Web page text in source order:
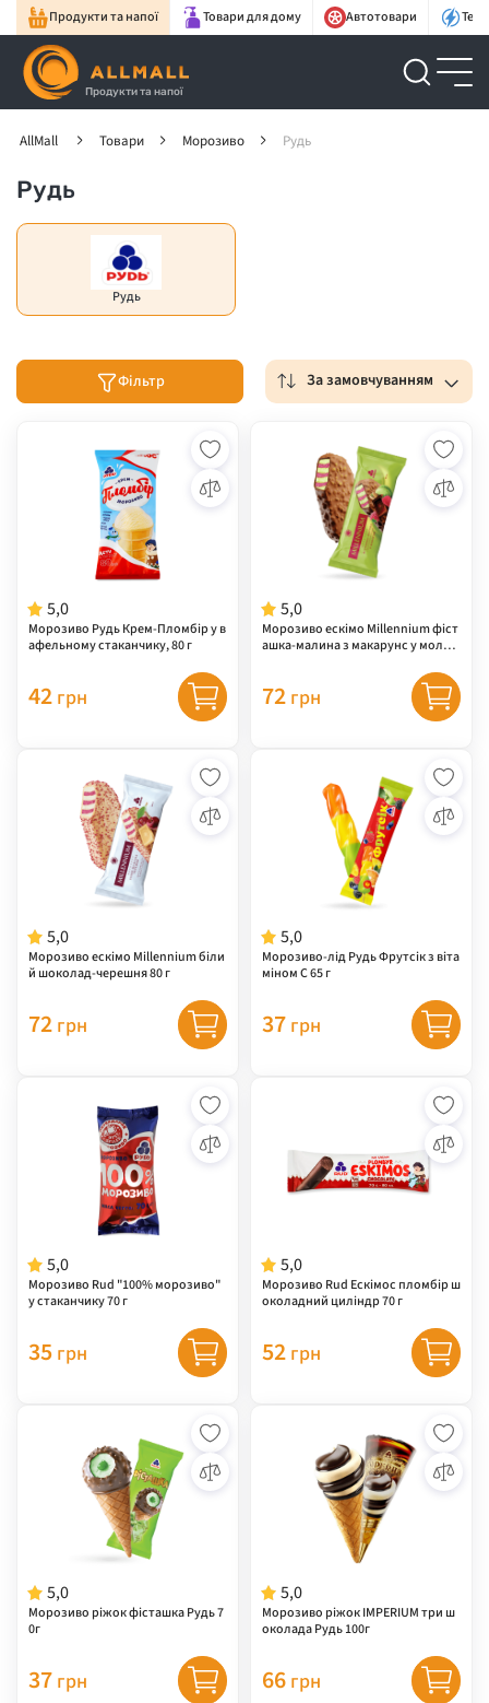
Продукти та напої Товари для дому Автотовари
Продукти та напої
AllMall Товари Морозиво Рудь
Рудь
Рудь
Фільтр За замовчуванням
5,0
Морозиво Рудь Крем-Пломбір у в
афельному стаканчику, 80 г
42 грн
5,0
Морозиво ескімо Millennium фіст
ашка-малина з макарунс у молоч
72 грн
5,0
Морозиво ескімо Millennium біли
й шоколад-черешня 80 г
72 грн
5,0
Морозиво-лід Рудь Фрутсік з віта
міном С 65 г
37 грн
5,0
Морозиво Rud "100% морозиво"
у стаканчику 70 г
35 грн
5,0
Морозиво Rud Ескімос пломбір ш
околадний циліндр 70 г
52 грн
5,0
Морозиво ріжок фісташка Рудь 7
0г
37 грн
5,0
Морозиво ріжок IMPERIUM три ш
околада Рудь 100г
66 грн